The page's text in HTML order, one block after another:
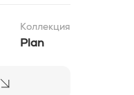
Коллекция
Plan